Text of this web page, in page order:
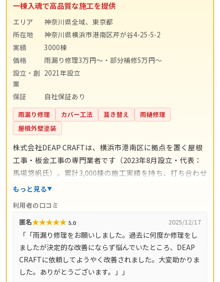
一棟入魂で高品質な施工を提供
エリア
神奈川県全域、東京都
所在地
神奈川県横浜市港南区芹が谷4-25-5-2
実績
3000棟
価格
雨漏り修理3万円〜・部分補修5万円〜
設立・創
業
2021年設立
保証 自社保証あり
雨漏り修理 カバー工法 葺き替え
雨樋修理
屋根外壁塗装
株式会社DEAP CRAFTは、横浜市港南区に拠点を置く屋根
工事・板金工事の専門業者です（2023年8月設立・代表：
馬場悠帆氏）。累計3,000棟の施工実績を持ち、打ち合わせ
からアフターサポートまで自社スタッフが一貫対応。仲介
の目安は雨漏り修理3万円〜、屋根の部分補修5万円〜、棟
板金交換10万円〜、屋根カバー工法80万円〜、葺き替え
100万円〜。現地調査・お見積り・ご相談は無料で、最短
即日対応も可能です（営業時間8時〜18時・月〜土）。対
応エリアは神奈川県全域（33市町村）と東京都全域（23
区・多摩地域）です。
もっと見る
利用者の口コミ
匿名★★★★★ 5.0 2025/12/17
「「雨漏り修理をお願いしました。過去に何度か修理をし
ましたが決定的な改善にならず悩んでいたところ、DEAP
CRAFTに依頼してようやく改善されました。大変助かりま
した。ありがとうございます。」」